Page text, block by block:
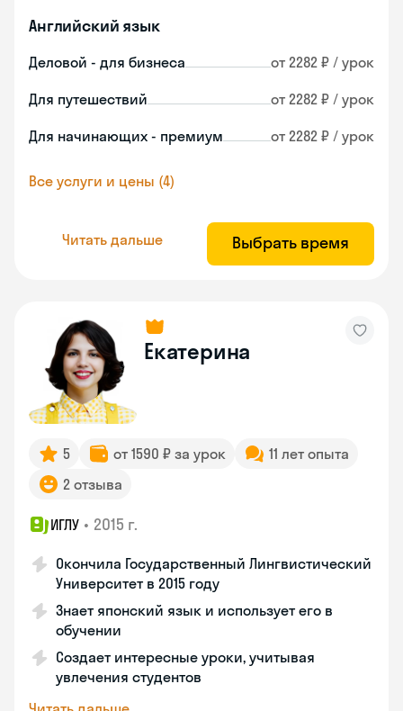
Английский язык
Деловой - для бизнеса от 2282 ₽ / урок
Для путешествий от 2282 ₽ / урок
Для начинающих - премиум от 2282 ₽ / урок
Все услуги и цены (4)
Читать дальше Выбрать время
Екатерина
5 от 1590 ₽ за урок
11 лет опыта
2 отзыва
ИГЛУ • 2015 г.
Окончила Государственный Лингвистический
Университет в 2015 году
Знает японский язык и использует его в
обучении
Создает интересные уроки, учитывая
увлечения студентов